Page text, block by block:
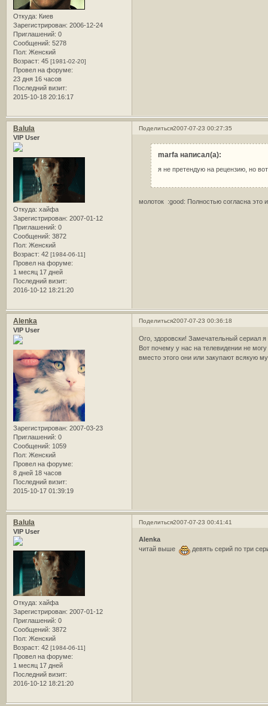
Откуда: Киев
Зарегистрирован: 2006-12-24
Приглашений: 0
Сообщений: 5278
Пол: Женский
Возраст: 45 [1981-02-20]
Провел на форуме:
23 дня 16 часов
Последний визит:
2015-10-18 20:16:17
Поделиться2007-07-23 00:27:35
Balula
VIP User
Откуда: хайфа
Зарегистрирован: 2007-01-12
Приглашений: 0
Сообщений: 3872
Пол: Женский
Возраст: 42 [1984-06-11]
Провел на форуме:
1 месяц 17 дней
Последний визит:
2016-10-12 18:21:20
marfa написал(а):
я не претендую на рецензию, но
молоток :good: Полностью согласна это
Поделиться2007-07-23 00:36:18
Alenka
VIP User
Зарегистрирован: 2007-03-23
Приглашений: 0
Сообщений: 1059
Пол: Женский
Провел на форуме:
8 дней 18 часов
Последний визит:
2015-10-17 01:39:19
Ого, здоровски! Замечательный сериал
Вот почему у нас на телевидении не
вместо этого они или закупают всякую
Поделиться2007-07-23 00:41:41
Balula
VIP User
Откуда: хайфа
Зарегистрирован: 2007-01-12
Приглашений: 0
Сообщений: 3872
Пол: Женский
Возраст: 42 [1984-06-11]
Провел на форуме:
1 месяц 17 дней
Последний визит:
2016-10-12 18:21:20
Alenka
читай выше
девять серий по три